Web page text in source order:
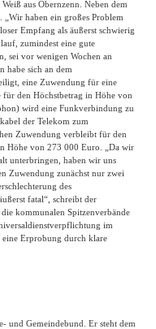
aus Obernzenn. Neben dem
„Wir haben ein großes Problem
Empfang als äußerst schwierig
zumindest eine gute
sei vor wenigen Wochen an
habe sich an dem
eine Zuwendung für eine
für den Höchstbetrag in Höhe von
wird eine Funkverbindung zu
der Telekom zum
Zuwendung verbleibt für den
Höhe von 273 000 Euro. „Da wir
unterbringen, haben wir uns
Zuwendung zunächst nur zwei
des
fatal“, schreibt der
kommunalen Spitzenverbände
im
Erprobung durch klare
und Gemeindebund. Er steht dem